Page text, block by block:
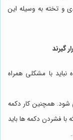
و تخته به وسیله این
گیرند
با مشکلی همراه
شود. همچنین کار دکمه
با فشردن دکمه ها باید